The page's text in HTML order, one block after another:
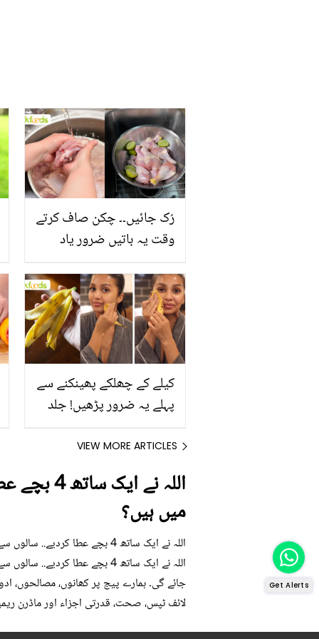
رُک جائیں۔۔ چکن صاف کرتے
وقت یہ باتیں ضرور یاد
کیلے کے چھلکے پھینکنے سے
پہلے یہ ضرور پڑھیں! جلد
اور قدرتی حل
VIEW MORE ARTICLES
اللہ
میں ہیں؟
اللہ نے ایک ساتھ 4 بچے
اللہ نے ایک ساتھ 4 بچے
جائے گی۔ ہمارے پیج پر کھانوں، مصالحوں،
لائف ٹپس، صحت، قدرتی اجزاء اور ماڈرن
Get Alerts